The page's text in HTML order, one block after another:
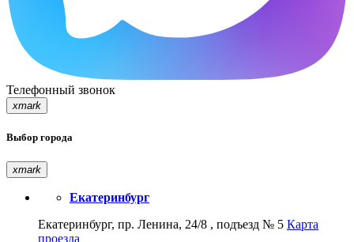
Телефонный звонок
xmark
Выбор города
xmark
Екатеринбург
Екатеринбург, пр. Ленина, 24/8 , подъезд № 5 Карта
проезда